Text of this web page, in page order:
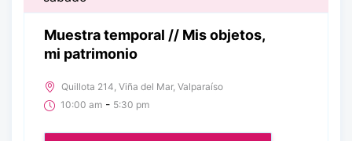
Muestra temporal // Mis objetos,
mi patrimonio
Quillota 214, Viña del Mar, Valparaíso
10:00 am - 5:30 pm